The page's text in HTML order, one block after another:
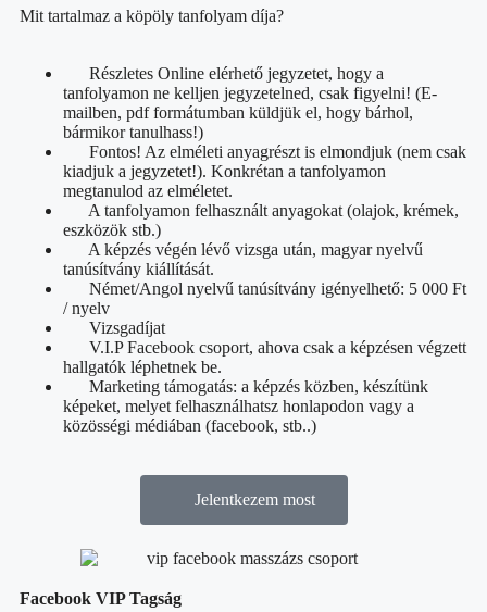
Mit tartalmaz a köpöly tanfolyam díja?
Részletes Online elérhető jegyzetet, hogy a
tanfolyamon ne kelljen jegyzetelned, csak figyelni! (E-
mailben, pdf formátumban küldjük el, hogy bárhol,
bármikor tanulhass!)
Fontos! Az elméleti anyagrészt is elmondjuk (nem csak
kiadjuk a jegyzetet!). Konkrétan a tanfolyamon
megtanulod az elméletet.
A tanfolyamon felhasznált anyagokat (olajok, krémek,
eszközök stb.)
A képzés végén lévő vizsga után, magyar nyelvű
tanúsítvány kiállítását.
Német/Angol nyelvű tanúsítvány igényelhető: 5 000 Ft
/ nyelv
Vizsgadíjat
V.I.P Facebook csoport, ahova csak a képzésen végzett
hallgatók léphetnek be.
Marketing támogatás: a képzés közben, készítünk
képeket, melyet felhasználhatsz honlapodon vagy a
közösségi médiában (facebook, stb..)
Jelentkezem most
Facebook VIP Tagság